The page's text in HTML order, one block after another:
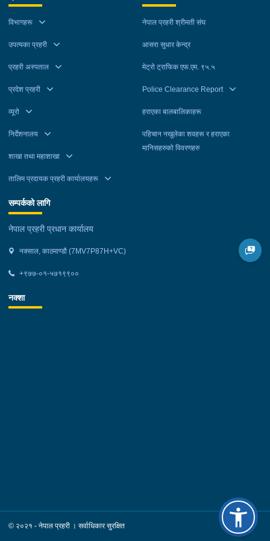
लिई सम्पर्कविहीन भएको भन्ने उजुरीको आधारमा काठमाडौं उपत्यका अपराध
अनुसन्धान कार्यालय टेकुबाट खटिएको प्रहरीले मनोहरलाई ललितपुर
बाट, कमलालाई काठमाडौं महानगरपालिका-२६ बाट र तुलसीरामलाई काठमाडौं
महानगरपालिका-९ बाट बुधबार पक्राउ गरेको हो । उनीहरूलाई आवश्यक
पठाइएको छ ।
विभागहरू
उपत्यका प्रहरी
प्रहरी अस्पताल
प्रदेश प्रहरी
व्यूरो
निर्देशनालय
शाखा तथा महाशाखा
तालिम प्रदायक प्रहरी कार्यालयहरू
नेपाल प्रहरी श्रीमती संघ
आसरा सुधार केन्द्र
मेट्रो ट्राफिक एफ.एम. ९५.५
Police Clearance Report
हराएका बालबालिकाहरू
पहिचान नखुलेका शवहरू र हराएका
मानिसहरुको विवरणहरु
सम्पर्कको लागि
नेपाल प्रहरी प्रधान कार्यालय
नक्साल, काठमाण्डौ (7MV7P87H+VC)
+९७७-०१-५७१९९००
नक्शा
© २०२१ - नेपाल प्रहरी । सर्वाधिकार सुरक्षित